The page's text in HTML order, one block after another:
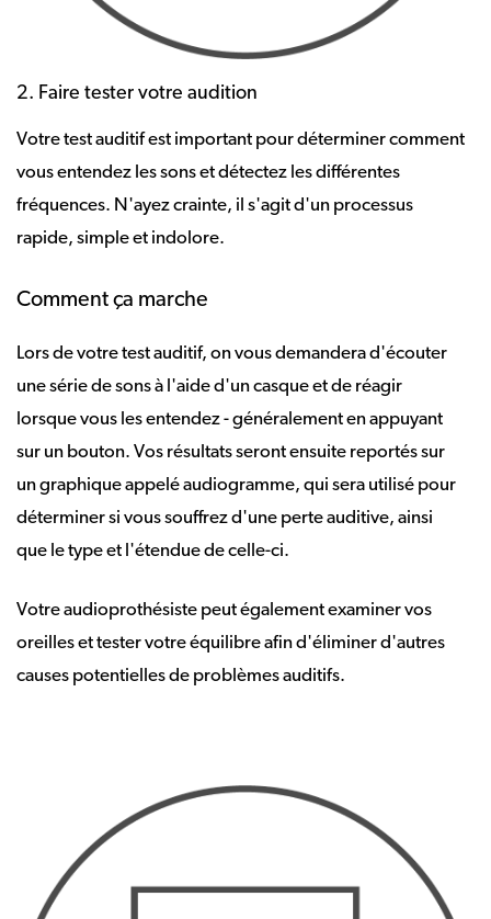
2. Faire tester votre audition
Votre test auditif est important pour déterminer comment
vous entendez les sons et détectez les différentes
fréquences. N'ayez crainte, il s'agit d'un processus
rapide, simple et indolore.
Comment ça marche
Lors de votre test auditif, on vous demandera d'écouter
une série de sons à l'aide d'un casque et de réagir
lorsque vous les entendez - généralement en appuyant
sur un bouton. Vos résultats seront ensuite reportés sur
un graphique appelé audiogramme, qui sera utilisé pour
déterminer si vous souffrez d'une perte auditive, ainsi
que le type et l'étendue de celle-ci.
Votre audioprothésiste peut également examiner vos
oreilles et tester votre équilibre afin d'éliminer d'autres
causes potentielles de problèmes auditifs.